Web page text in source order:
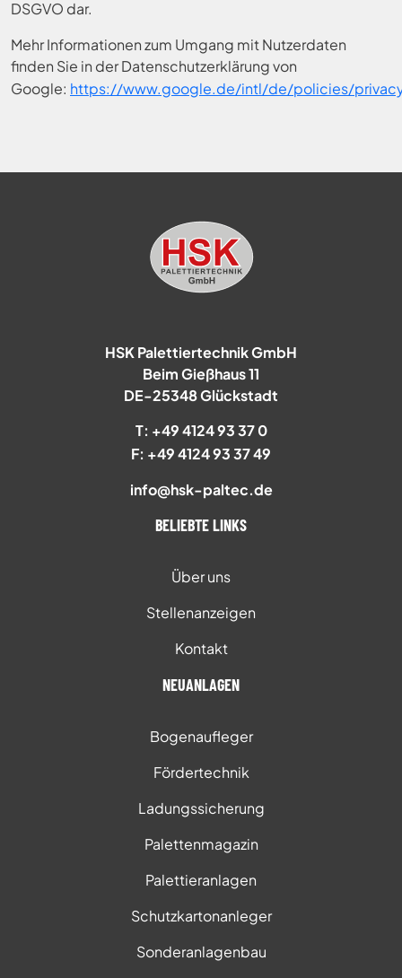
DSGVO dar.
Mehr Informationen zum Umgang mit Nutzerdaten
finden Sie in der Datenschutzerklärung von
Google: https://www.google.de/intl/de/policies/
HSK Palettiertechnik GmbH
Beim Gießhaus 11
DE-25348 Glückstadt
T: +49 4124 93 37 0
F: +49 4124 93 37 49
info@hsk-paltec.de
BELIEBTE LINKS
Über uns
Stellenanzeigen
Kontakt
NEUANLAGEN
Bogenaufleger
Fördertechnik
Ladungssicherung
Palettenmagazin
Palettieranlagen
Schutzkartonanleger
Sonderanlagenbau